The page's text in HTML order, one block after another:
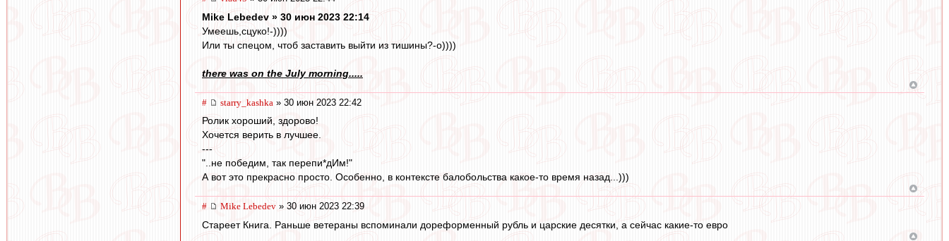
Mike Lebedev » 30 июн 2023 22:14
Умеешь,сцуко!-))))
Или ты спецом, чтоб заставить выйти из тишины?-о))))
there was on the July morning.....
# starry_kashka » 30 июн 2023 22:42
Ролик хороший, здорово!
Хочется верить в лучшее.
---
"..не победим, так перепи*дИм!"
А вот это прекрасно просто. Особенно, в контексте балобольства какое-то время назад...)))
# Mike Lebedev » 30 июн 2023 22:39
Стареет Книга. Раньше ветераны вспоминали дореформенный рубль и царские десятки, а сейчас какие-то евро